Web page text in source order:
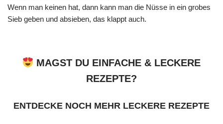
Wenn man keinen hat, dann kann man die Nüsse in ein grobes
Sieb geben und absieben, das klappt auch.
MAGST DU EINFACHE & LECKERE
REZEPTE?
ENTDECKE NOCH MEHR LECKERE REZEPTE